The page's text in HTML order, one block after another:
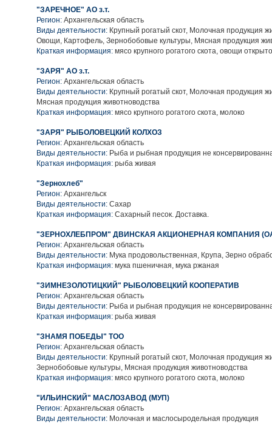
"ЗАРЕЧНОЕ" АО з.т.
Регион: Архангельская область
Виды деятельности: Крупный рогатый скот, Молочная продукция
Овощи, Картофель, Зернобобовые культуры, Мясная продукция
Краткая информация: мясо крупного рогатого скота, овощи
"ЗАРЯ" АО з.т.
Регион: Архангельская область
Виды деятельности: Крупный рогатый скот, Молочная продукция
Мясная продукция животноводства
Краткая информация: мясо крупного рогатого скота, молоко
"ЗАРЯ" РЫБОЛОВЕЦКИЙ КОЛХОЗ
Регион: Архангельская область
Виды деятельности: Рыба и рыбная продукция не
Краткая информация: рыба живая
"Зернохлеб"
Регион: Архангельск
Виды деятельности: Сахар
Краткая информация: Сахарный песок. Доставка.
"ЗЕРНОХЛЕБПРОМ" ДВИНСКАЯ АКЦИОНЕРНАЯ КОМПАНИЯ
Регион: Архангельская область
Виды деятельности: Мука продовольственная, Крупа, Зерно
Краткая информация: мука пшеничная, мука ржаная
"ЗИМНЕЗОЛОТИЦКИЙ" РЫБОЛОВЕЦКИЙ КООПЕРАТИВ
Регион: Архангельская область
Виды деятельности: Рыба и рыбная продукция не
Краткая информация: рыба живая
"ЗНАМЯ ПОБЕДЫ" ТОО
Регион: Архангельская область
Виды деятельности: Крупный рогатый скот, Молочная продукция
Зернобобовые культуры, Мясная продукция животноводства
Краткая информация: мясо крупного рогатого скота, молоко
"ИЛЬИНСКИЙ" МАСЛОЗАВОД (МУП)
Регион: Архангельская область
Виды деятельности: Молочная и маслосыродельная продукция